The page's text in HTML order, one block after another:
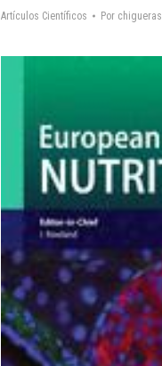
Artículos Científicos Por chigueras